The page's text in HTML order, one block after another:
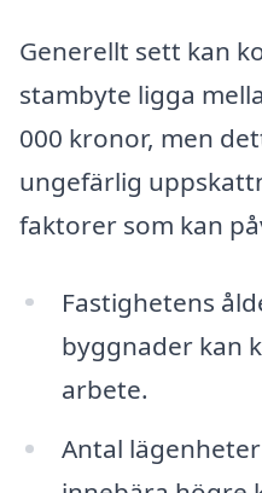
Generellt sett kan
stambyte ligga
000 kronor, men
ungefärlig
faktorer som kan
Fastighetens
byggnader kan
arbete.
Antal